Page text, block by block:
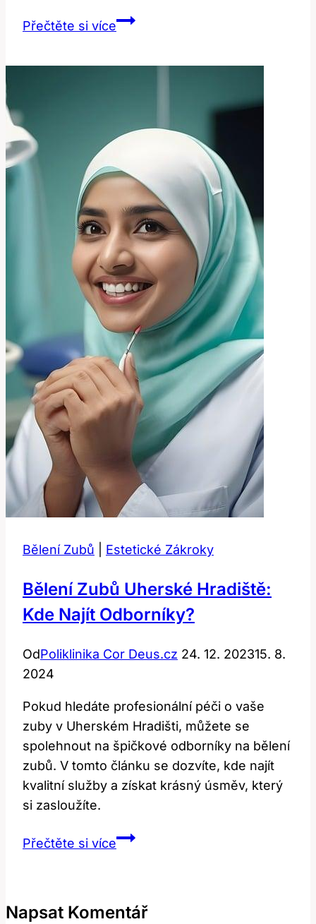
Přečtěte si víceBio
pro
Řasy!
Bělení Zubů Estetické Zákroky
Bělení Zubů Uherské Hradiště:
Kde Najít Odborníky?
OdPoliklinika Cor Deus.cz 24. 12. 202315. 8.
2024
Pokud hledáte profesionální péči o vaše
zuby v Uherském Hradišti, můžete se
spolehnout na špičkové odborníky na bělení
zubů. V tomto článku se dozvíte, kde najít
kvalitní služby a získat krásný úsměv, který
si zasloužíte.
Přečtěte si víceBělení
Kde
Napsat Komentář